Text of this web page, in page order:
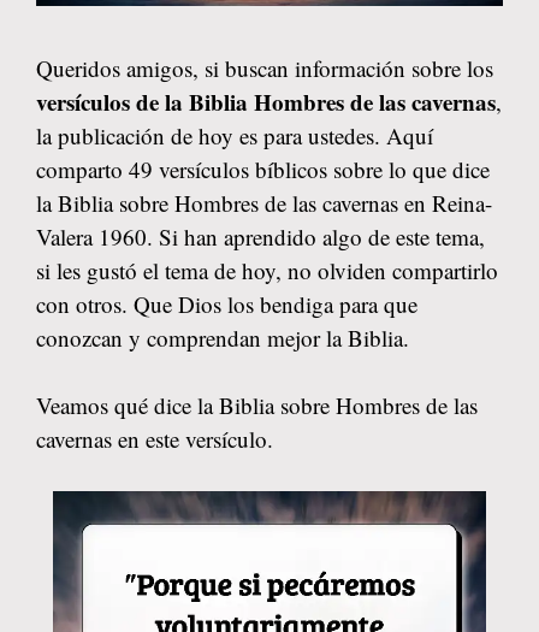
Queridos amigos, si buscan información sobre los
versículos de la Biblia Hombres de las cavernas,
la publicación de hoy es para ustedes. Aquí
comparto 49 versículos bíblicos sobre lo que dice
la Biblia sobre Hombres de las cavernas en Reina-
Valera 1960. Si han aprendido algo de este tema,
si les gustó el tema de hoy, no olviden compartirlo
con otros. Que Dios los bendiga para que
conozcan y comprendan mejor la Biblia.
Veamos qué dice la Biblia sobre Hombres de las
cavernas en este versículo.